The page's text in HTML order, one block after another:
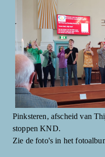
Pinksteren, afscheid van
stoppen KND.
Zie de foto's in het